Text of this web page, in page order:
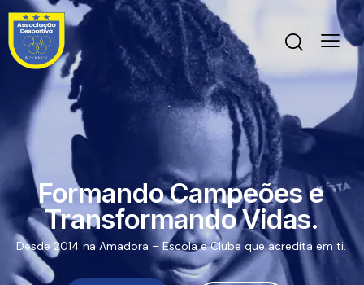
Desde 2014 na Amadora – Escola e Clube que acredita em ti.
Formando Campeões e
Transformando Vidas.